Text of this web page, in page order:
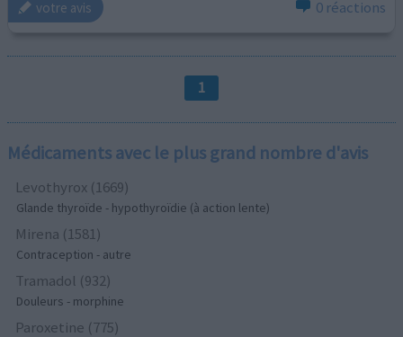
votre avis 0 réactions
1
Médicaments avec le plus grand nombre d'avis
Levothyrox (1669)
Glande thyroïde - hypothyroïdie (à action lente)
Mirena (1581)
Contraception - autre
Tramadol (932)
Douleurs - morphine
Paroxetine (775)